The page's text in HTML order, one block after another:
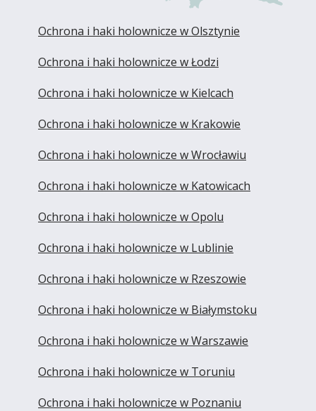
Ochrona i haki holownicze w Olsztynie
Ochrona i haki holownicze w Łodzi
Ochrona i haki holownicze w Kielcach
Ochrona i haki holownicze w Krakowie
Ochrona i haki holownicze w Wrocławiu
Ochrona i haki holownicze w Katowicach
Ochrona i haki holownicze w Opolu
Ochrona i haki holownicze w Lublinie
Ochrona i haki holownicze w Rzeszowie
Ochrona i haki holownicze w Białymstoku
Ochrona i haki holownicze w Warszawie
Ochrona i haki holownicze w Toruniu
Ochrona i haki holownicze w Poznaniu